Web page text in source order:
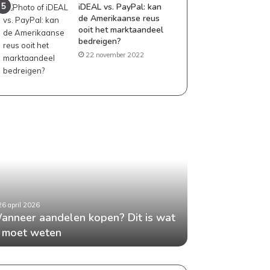
iDEAL vs. PayPal: kan
de Amerikaanse reus
ooit het marktaandeel
bedreigen?
22 november 2022
april 2026
aandelen kopen? Dit is wat
moet weten